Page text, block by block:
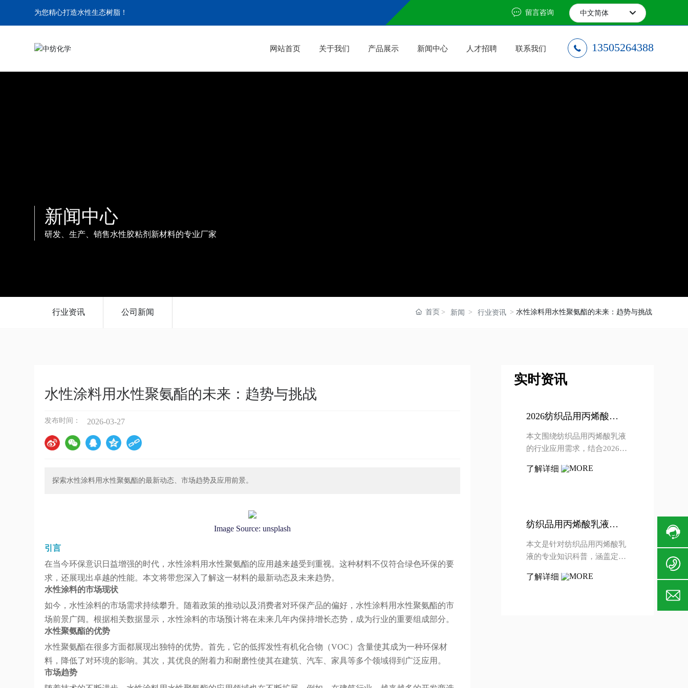
为您精心打造水性生态树脂！ 留言咨询 中文简体
中文简体
网站首页 关于我们 产品展示 新闻中心 人才招聘 联系我们 13505264388
新闻中心
研发、生产、销售水性胶粘剂新材料的专业厂家
行业资讯 公司新闻 首页 新闻 行业资讯 水性涂料用水性聚氨酯的未来：趋势与挑战
水性涂料用水性聚氨酯的未来：趋势与挑战
发布时间： 2026-03-27
探索水性涂料用水性聚氨酯的最新动态、市场趋势及应用前景。
Image Source: unsplash
引言
在当今环保意识日益增强的时代，水性涂料用水性聚氨酯的应用越来越受到重视。这种材料不仅符合绿色环保的要
求，还展现出卓越的性能。本文将带您深入了解这一材料的最新动态及未来趋势。
水性涂料的市场现状
如今，水性涂料的市场需求持续攀升。随着政策的推动以及消费者对环保产品的偏好，水性涂料用水性聚氨酯的市
场前景广阔。根据相关数据显示，水性涂料的市场预计将在未来几年内保持增长态势，成为行业的重要组成部分。
水性聚氨酯的优势
水性聚氨酯在很多方面都展现出独特的优势。首先，它的低挥发性有机化合物（VOC）含量使其成为一种环保材
料，降低了对环境的影响。其次，其优良的附着力和耐磨性使其在建筑、汽车、家具等多个领域得到广泛应用。
市场趋势
实时资讯
2026纺织品用丙烯酸乳
纺兴泰专业定制解决方
案
本文围绕纺织品用丙烯酸乳液
的行业应用需求，结合2026年
趋势，从选型、绿色适配、分
答行业常见疑问，帮助纺织企
了解详细
纺织品用丙烯酸乳液知
与应用选型指南
本文是针对纺织品用丙烯酸乳
液的专业知识科普，涵盖定
用场景、选型要点及2026年行
了解详细